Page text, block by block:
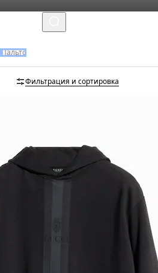
Пальто
Фильтрация и сортировка